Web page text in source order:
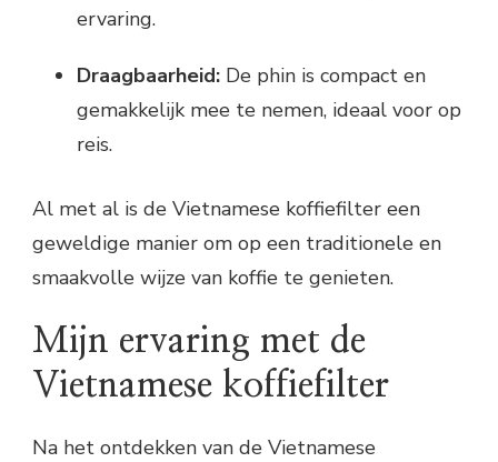
ervaring.
Draagbaarheid: De phin is compact en
gemakkelijk mee te nemen, ideaal voor op
reis.
Al met al is de Vietnamese koffiefilter een
geweldige manier om op een traditionele en
smaakvolle wijze van koffie te genieten.
Mijn ervaring met de
Vietnamese koffiefilter
Na het ontdekken van de Vietnamese